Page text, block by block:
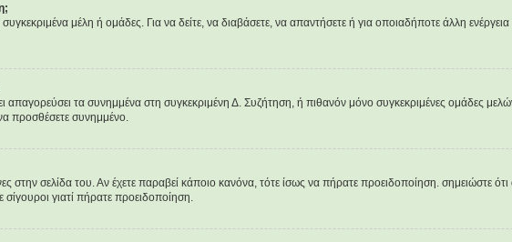
συγκεκριμένα μέλη ή ομάδες. Για να δείτε, να διαβάσετε, να απαντήσετε ή για οποιαδήποτε άλλη
απαγορεύσει τα συνημμένα στη συγκεκριμένη Δ. Συζήτηση, ή πιθανόν μόνο συγκεκριμένες ομάδες
προσθέσετε συνημμένο.
στην σελίδα του. Αν έχετε παραβεί κάποιο κανόνα, τότε ίσως να πήρατε προειδοποίηση. σημειώστε
σίγουροι γιατί πήρατε προειδοποίηση.